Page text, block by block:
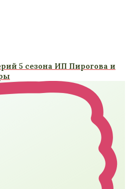
5 сезона ИП Пирогова и